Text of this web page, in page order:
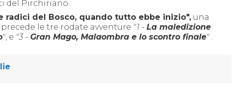
del Pirchiriano.
radici del Bosco, quando tutto ebbe inizio", una
le tre rodate avventure "1 - La maledizione
", e "3 - Gran Mago, Malaombra e lo scontro finale" .